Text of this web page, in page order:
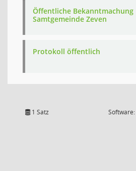
Öffentliche Bekanntmachung
Samtgemeinde Zeven
Protokoll öffentlich
1 Satz Software: